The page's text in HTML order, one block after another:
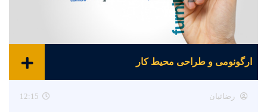
ارگونومی و طراحی محیط کار
رضائیان 12:15